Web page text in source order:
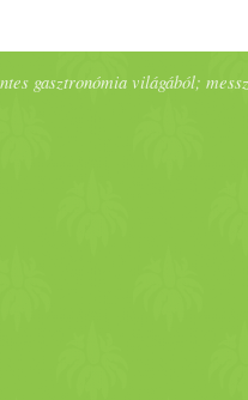
sózzuk és
hogy a
nagyobb
gasztronómia világából;